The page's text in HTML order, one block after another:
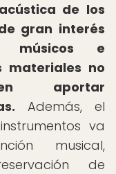
de los
gran interés
músicos e
materiales no
aportar
Además, el
va
musical,
de